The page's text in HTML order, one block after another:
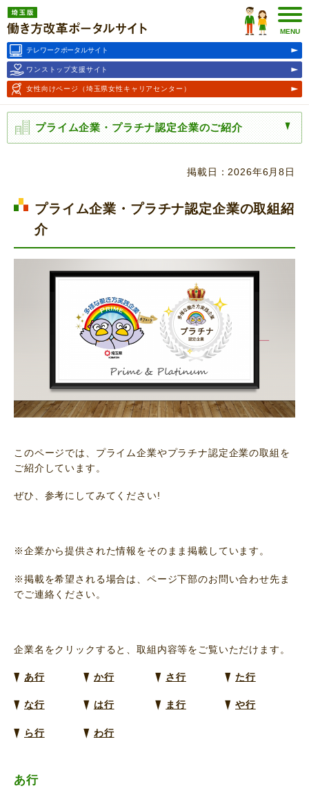
埼玉版働き方改革ポータルサ
イト
MENU
テレワークポータルサイト
ワンストップ支援サイト
女性向けページ （埼玉県女性キャリアセンター）
プライム企業・プラチナ認定企業のご紹介
掲載日：2026年6月8日
プライム企業・プラチナ認定企業の取組紹
介
このページでは、プライム企業やプラチナ認定企業の取組を
ご紹介しています。
ぜひ、参考にしてみてください!
※企業から提供された情報をそのまま掲載しています。
※掲載を希望される場合は、ページ下部のお問い合わせ先ま
でご連絡ください。
企業名をクリックすると、取組内容等をご覧いただけます。
あ行
な行
ら行
か行
は行
わ行
さ行
ま行
た行
や行
あ行